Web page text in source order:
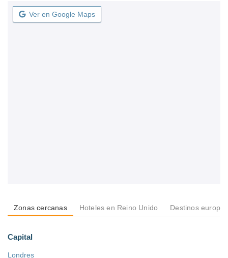
Ver en Google Maps
Zonas cercanas Hoteles en Reino Unido Destinos
Capital
Londres